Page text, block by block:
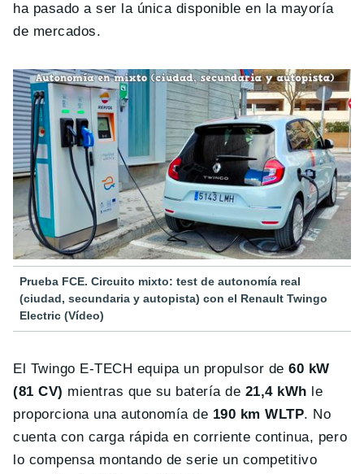
ha pasado a ser la única disponible en la mayoría
de mercados.
Prueba FCE. Circuito mixto: test de autonomía real
(ciudad, secundaria y autopista) con el Renault Twingo
Electric (Vídeo)
El Twingo E-TECH equipa un propulsor de60 kW
(81 CV) mientras que su batería de 21,4 kWh le
proporciona una autonomía de 190 km WLTP. No
cuenta con carga rápida en corriente continua, pero
lo compensa montando de serie un competitivo